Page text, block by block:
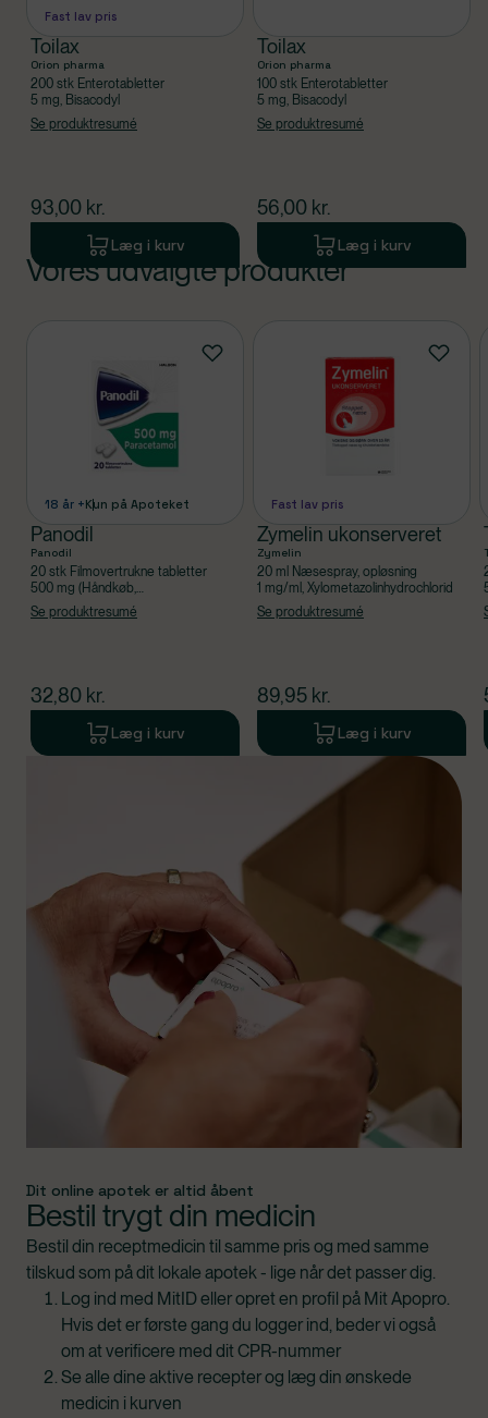
Fast lav pris
Toilax
Orion pharma
200 stk Enterotabletter
5 mg, Bisacodyl
Se produktresumé
$nuværende pris
93,00 kr.
Læg i kurv
Toilax
Orion pharma
100 stk Enterotabletter
5 mg, Bisacodyl
Se produktresumé
$nuværende pris
56,00 kr.
Læg i kurv
Produkt 1 af 0
Vores udvalgte produkter
18 år +Kun på Apoteket
Panodil
Panodil
20 stk Filmovertrukne tabletter
500 mg (Håndkøb,
apoteksforbeholdt), Paracetamol
Se produktresumé
$nuværende pris
32,80 kr.
Læg i kurv
Fast lav pris
Zymelin ukonserveret
Zymelin
20 ml Næsespray, opløsning
1 mg/ml, Xylometazolinhydrochlorid
Se produktresumé
$nuværende pris
89,95 kr.
Læg i kurv
Dit online apotek er altid åbent
Bestil trygt din medicin
Bestil din receptmedicin til samme pris og med samme
tilskud som på dit lokale apotek - lige når det passer dig.
Log ind med MitID eller opret en profil på Mit Apopro.
Hvis det er første gang du logger ind, beder vi også
om at verificere med dit CPR-nummer
Se alle dine aktive recepter og læg din ønskede
medicin i kurven